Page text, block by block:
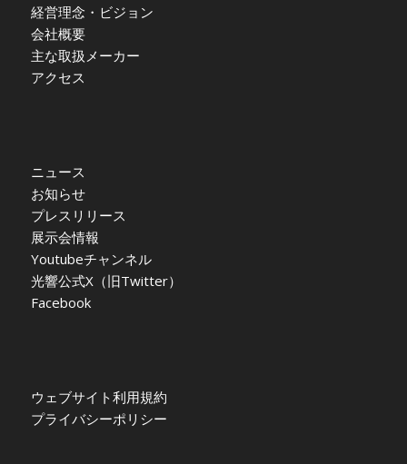
経営理念・ビジョン
会社概要
主な取扱メーカー
アクセス
ニュース
お知らせ
プレスリリース
展示会情報
Youtubeチャンネル
光響公式X（旧Twitter）
Facebook
ウェブサイト利用規約
プライバシーポリシー